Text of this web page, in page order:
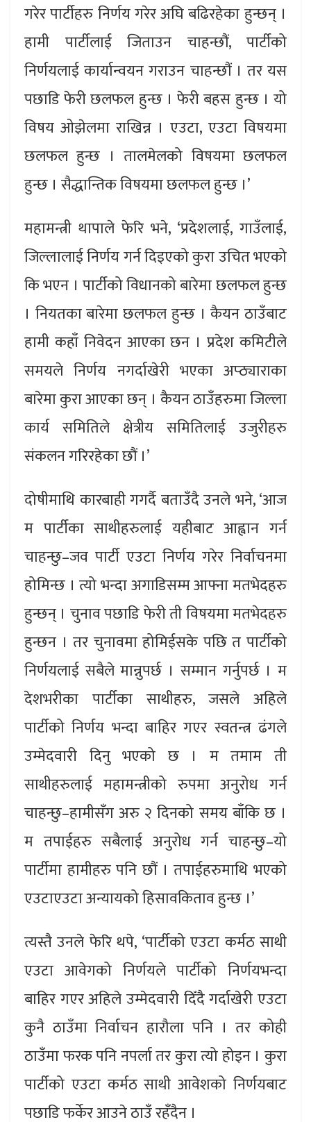
गरेर पार्टीहरु निर्णय गरेर अघि बढिरहेका हुन्छन् ।
हामी पार्टीलाई जिताउन चाहन्छौं, पार्टीको
निर्णयलाई कार्यान्वयन गराउन चाहन्छौं । तर यस
पछाडि फेरी छलफल हुन्छ । फेरी बहस हुन्छ । यो
विषय ओझेलमा राखिन्न । एउटा, एउटा विषयमा
छलफल हुन्छ । तालमेलको विषयमा छलफल
हुन्छ । सैद्धान्तिक विषयमा छलफल हुन्छ ।’
महामन्त्री थापाले फेरि भने, ‘प्रदेशलाई, गाउँलाई,
जिल्लालाई निर्णय गर्न दिइएको कुरा उचित भएको
कि भएन । पार्टीको विधानको बारेमा छलफल हुन्छ
। नियतका बारेमा छलफल हुन्छ । कैयन ठाउँबाट
हामी कहाँ निवेदन आएका छन । प्रदेश कमिटीले
समयले निर्णय नगर्दाखेरी भएका अप्ठ्याराका
बारेमा कुरा आएका छन् । कैयन ठाउँहरुमा जिल्ला
कार्य समितिले क्षेत्रीय समितिलाई उजुरीहरु
संकलन गरिरहेका छौं ।’
दोषीमाथि कारबाही गगर्दै बताउँदै उनले भने, ‘आज
म पार्टीका साथीहरुलाई यहीबाट आह्वान गर्न
चाहन्छु–जव पार्टी एउटा निर्णय गरेर निर्वाचनमा
होमिन्छ । त्यो भन्दा अगाडिसम्म आफ्ना मतभेदहरु
हुन्छन् । चुनाव पछाडि फेरी ती विषयमा मतभेदहरु
हुन्छन । तर चुनावमा होमिईसके पछि त पार्टीको
निर्णयलाई सबैले मान्नुपर्छ । सम्मान गर्नुपर्छ । म
देशभरीका पार्टीका साथीहरु, जसले अहिले
पार्टीको निर्णय भन्दा बाहिर गएर स्वतन्त्र ढंगले
उम्मेदवारी दिनु भएको छ । म तमाम ती
साथीहरुलाई महामन्त्रीको रुपमा अनुरोध गर्न
चाहन्छु–हामीसँग अरु २ दिनको समय बाँकि छ ।
म तपाईहरु सबैलाई अनुरोध गर्न चाहन्छु–यो
पार्टीमा हामीहरु पनि छौं । तपाईहरुमाथि भएको
एउटाएउटा अन्यायको हिसावकिताव हुन्छ ।’
त्यस्तै उनले फेरि थपे, ‘पार्टीको एउटा कर्मठ साथी
एउटा आवेगको निर्णयले पार्टीको निर्णयभन्दा
बाहिर गएर अहिले उम्मेदवारी दिँदै गर्दाखेरी एउटा
कुनै ठाउँमा निर्वाचन हारौला पनि । तर कोही
ठाउँमा फरक पनि नपर्ला तर कुरा त्यो होइन । कुरा
पार्टीको एउटा कर्मठ साथी आवेशको निर्णयबाट
पछाडि फर्केर आउने ठाउँ रहँदैन ।